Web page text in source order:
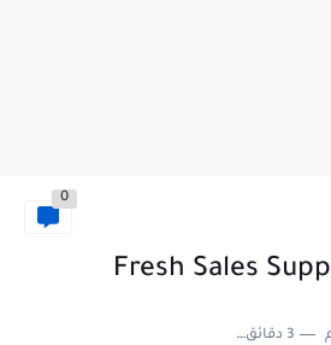
0
Fresh Sales
3 دقائق للقراءة